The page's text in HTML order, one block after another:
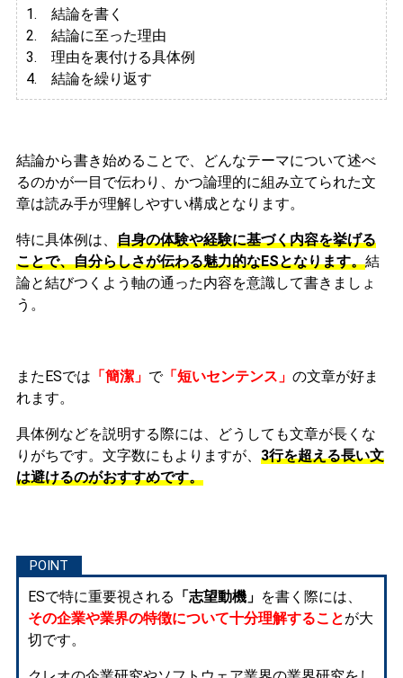
1. 結論を書く
2. 結論に至った理由
3. 理由を裏付ける具体例
4. 結論を繰り返す
結論から書き始めることで、どんなテーマについて述べ
るのかが一目で伝わり、かつ論理的に組み立てられた文
章は読み手が理解しやすい構成となります。
特に具体例は、 自身の体験や経験に基づく内容を挙げる
ことで、自分らしさが伝わる魅力的なESとなります。結
論と結びつくよう軸の通った内容を意識して書きましょ
う。
またESでは 「簡潔」 で「短いセンテンス」 の文章が好ま
れます。
具体例などを説明する際には、どうしても文章が長くな
りがちです。文字数にもよりますが、 3行を超える長い文
は避けるのがおすすめです。
ESで特に重要視される 「志望動機」 を書く際には、
その企業や業界の特徴について十分理解することが大
切です。